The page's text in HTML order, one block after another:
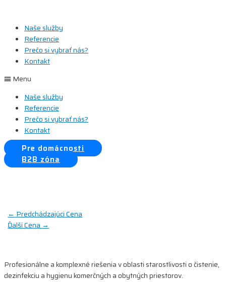
obsah Naše služby
Referencie
Prečo si vybrať nás?
Kontakt
Menu
Naše služby
Referencie
Prečo si vybrať nás?
Kontakt
Pre domácnosti
B2B zóna
Navigácia
← Predchádzajúci Cena
Ďalší Cena →
Profesionálne a komplexné riešenia v oblasti starostlivosti o čistenie,
dezinfekciu a hygienu komerčných a obytných priestorov.